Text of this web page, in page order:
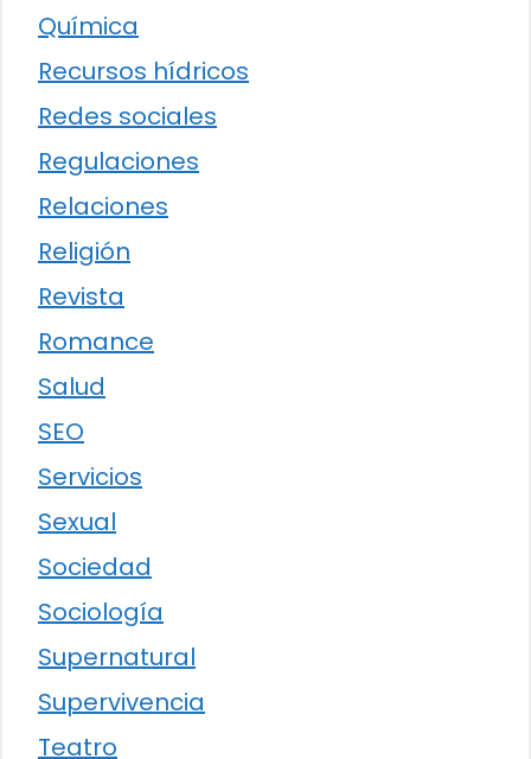
Química
Recursos hídricos
Redes sociales
Regulaciones
Relaciones
Religión
Revista
Romance
Salud
SEO
Servicios
Sexual
Sociedad
Sociología
Supernatural
Supervivencia
Teatro